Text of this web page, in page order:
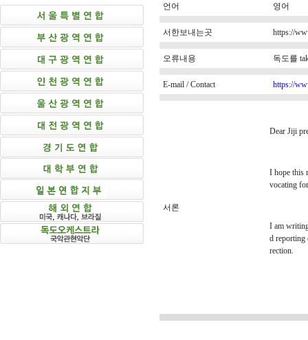
언어 영어
서한보내는곳 https://
오류내용 독도를
E-mail / Contact https://
서론
Dear Jiji
I hope this
vocating
I am
d reporting
rection.